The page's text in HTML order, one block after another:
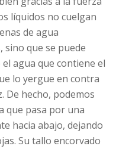
líquidos no cuelgan
de agua
sino que se puede
agua que contiene el
lo yergue en contra
De hecho, podemos
que pasa por una
hacia abajo, dejando
Su tallo encorvado